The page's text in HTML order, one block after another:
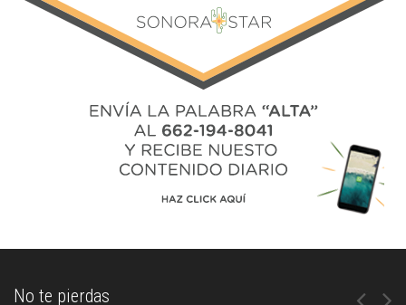
No te pierdas